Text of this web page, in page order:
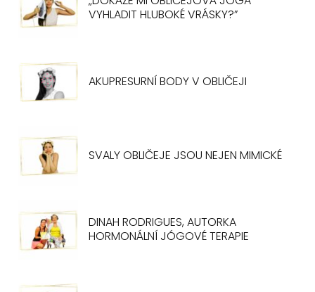
VYHLADIT HLUBOKÉ VRÁSKY?”
AKUPRESURNÍ BODY V OBLIČEJI
SVALY OBLIČEJE JSOU NEJEN MIMICKÉ
DINAH RODRIGUES, AUTORKA
HORMONÁLNÍ JÓGOVÉ TERAPIE